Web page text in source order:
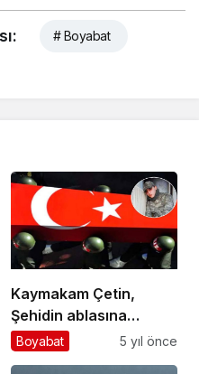
# Boyabat
Kaymakam Çetin,
Şehidin ablasına
başsağlığı diledi.
Boyabat 5 yıl önce